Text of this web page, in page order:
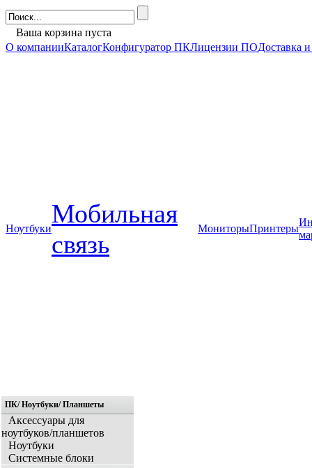
Ваша корзина пуста
О компанииКаталогКонфигуратор ПКЛицензии ПОДоставка
Ноутбуки
Мобильная
связь
МониторыПринтеры
Главная
ПК/ Ноутбуки/ Планшеты
Аксессуары для
ноутбуков/планшетов
Ноутбуки
Системные блоки